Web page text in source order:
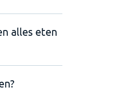
alles eten